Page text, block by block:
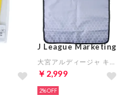
J League Marketing
￥2,999
2%